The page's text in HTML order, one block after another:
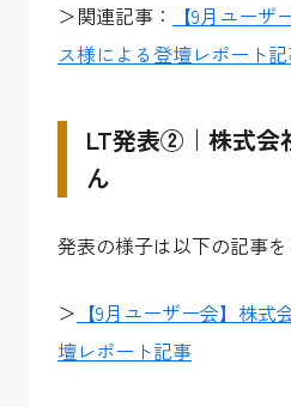
＞関連記事：
【9月ユー
ス様による登壇レポート
LT発表②｜株式会
ん
発表の様子は以下の記事を
＞ 【9月ユーザー会】株式
壇レポート記事